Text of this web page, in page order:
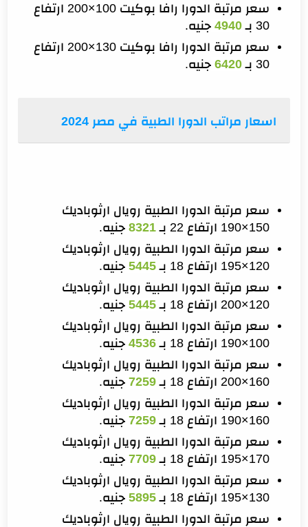
سعر مرتبة الدورا رافا بوكيت 100×200 ارتفاع
30 بـ
4940 جنيه.
سعر مرتبة الدورا رافا بوكيت 130×200 ارتفاع
30 بـ
6420 جنيه.
اسعار مراتب الدورا الطبية في مصر 2024
سعر مرتبة الدورا الطبية رويال ارثوباديك
150×190 ارتفاع 22 بـ
8321 جنيه.
سعر مرتبة الدورا الطبية رويال ارثوباديك
120×195 ارتفاع 18 بـ
5445 جنيه.
سعر مرتبة الدورا الطبية رويال ارثوباديك
120×200 ارتفاع 18 بـ
5445 جنيه.
سعر مرتبة الدورا الطبية رويال ارثوباديك
100×190 ارتفاع 18 بـ
4536 جنيه.
سعر مرتبة الدورا الطبية رويال ارثوباديك
160×200 ارتفاع 18 بـ
7259 جنيه.
سعر مرتبة الدورا الطبية رويال ارثوباديك
160×190 ارتفاع 18 بـ
7259 جنيه.
سعر مرتبة الدورا الطبية رويال ارثوباديك
170×195 ارتفاع 18 بـ
7709 جنيه.
سعر مرتبة الدورا الطبية رويال ارثوباديك
130×195 ارتفاع 18 بـ
5895 جنيه.
سعر مرتبة الدورا الطبية رويال ارثوباديك